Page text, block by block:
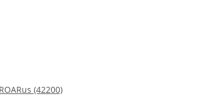
(42200)